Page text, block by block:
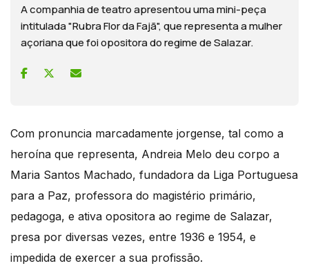
A companhia de teatro apresentou uma mini-peça
intitulada "Rubra Flor da Fajã", que representa a mulher
açoriana que foi opositora do regime de Salazar.
Com pronuncia marcadamente jorgense, tal como a
heroína que representa, Andreia Melo deu corpo a
Maria Santos Machado, fundadora da Liga Portuguesa
para a Paz, professora do magistério primário,
pedagoga, e ativa opositora ao regime de Salazar,
presa por diversas vezes, entre 1936 e 1954, e
impedida de exercer a sua profissão.